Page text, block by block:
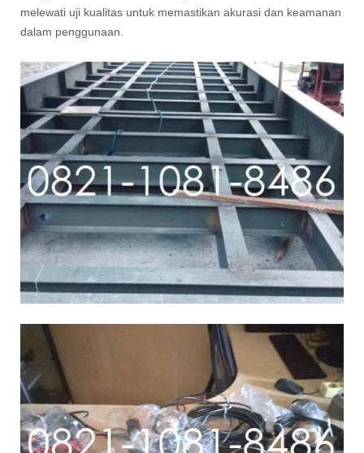
melewati uji kualitas untuk memastikan akurasi dan keamanan
dalam penggunaan.